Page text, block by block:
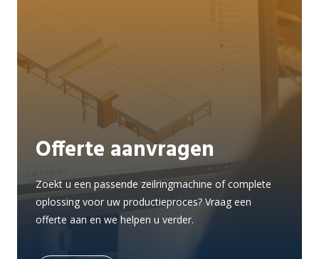
Offerte aanvragen
Zoekt u een passende zeilringmachine of complete
oplossing voor uw productieproces? Vraag een
offerte aan en we helpen u verder.